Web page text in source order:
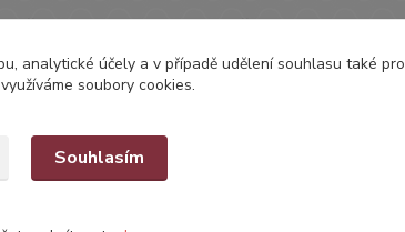
analytické účely a v případě udělení souhlasu také pro
soubory cookies.
Souhlasím